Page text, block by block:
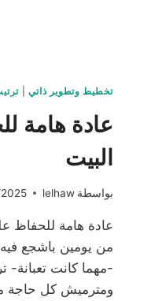
تخطيط وتطوير ذاتي
عادة هامة
البيت
بواسطة lelhaw
عادة هامة للحفاظ
من يومين باشجع
-مهما كانت تعبانة-
ومترميش كل حاجة